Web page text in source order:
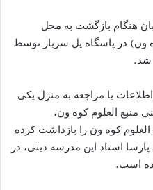
امان الله روز پنچ شنبه ۲۸ آبان هنگام بازگشت به محل
ون) در پاسگاه پل سرباز توسط
شد.
با مراجعه به منزل یکی
منبع العلوم کوه ون،
العلوم کوه ون را بازداشت کرده
پارسا استاد این مدرسه دینی، در
است.